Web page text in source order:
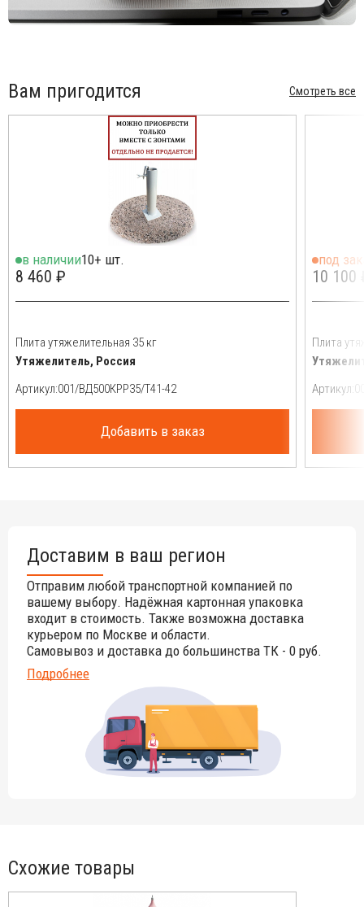
Вам пригодится Смотреть все
в наличии10+ шт.
8 460 ₽
Плита утяжелительная 35 кг
Утяжелитель, Россия
Артикул:
Добавить в заказ
под
10 100
Плита
Артикул:
Доставим в ваш регион
Отправим любой транспортной компанией по
вашему выбору. Надёжная картонная упаковка
входит в стоимость. Также возможна доставка
курьером по Москве и области.
Самовывоз и доставка до большинства ТК - 0 руб.
Подробнее
Схожие товары